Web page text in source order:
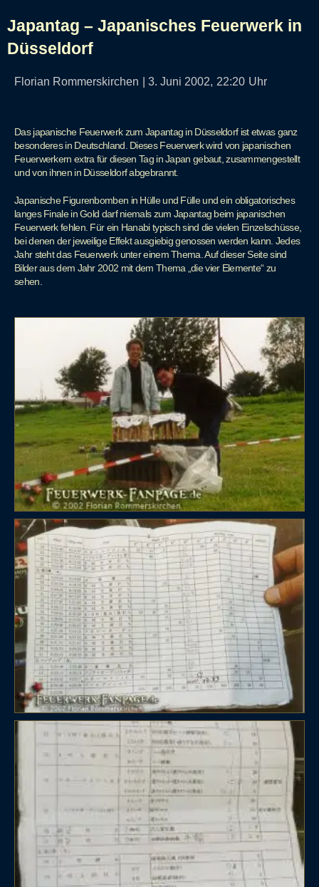
Japantag – Japanisches Feuerwerk in
Düsseldorf
Florian Rommerskirchen 3. Juni 2002, 22:20 Uhr
Das japanische Feuerwerk zum Japantag in Düsseldorf ist etwas ganz
besonderes in Deutschland. Dieses Feuerwerk wird von japanischen
Feuerwerkern extra für diesen Tag in Japan gebaut, zusammengestellt
und von ihnen in Düsseldorf abgebrannt.
Japanische Figurenbomben in Hülle und Fülle und ein obligatorisches
langes Finale in Gold darf niemals zum Japantag beim japanischen
Feuerwerk fehlen. Für ein Hanabi typisch sind die vielen Einzelschüsse,
bei denen der jeweilige Effekt ausgiebig genossen werden kann. Jedes
Jahr steht das Feuerwerk unter einem Thema. Auf dieser Seite sind
Bilder aus dem Jahr 2002 mit dem Thema „die vier Elemente“ zu
sehen.